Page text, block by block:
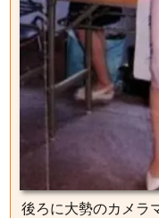
後ろに大勢のカメラ